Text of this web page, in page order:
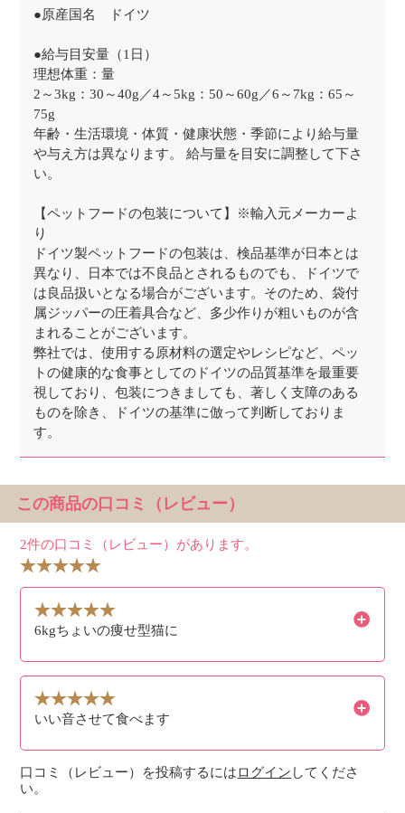
●原産国名 ドイツ
●給与目安量（1日）
理想体重：量
2～3kg：30～40g／4～5kg：50～60g／6～7kg：65～
75g
年齢・生活環境・体質・健康状態・季節により給与量
や与え方は異なります。 給与量を目安に調整して下さ
い。
【ペットフードの包装について】※輸入元メーカーよ
り
ドイツ製ペットフードの包装は、検品基準が日本とは
異なり、日本では不良品とされるものでも、ドイツで
は良品扱いとなる場合がございます。そのため、袋付
属ジッパーの圧着具合など、多少作りが粗いものが含
まれることがございます。
弊社では、使用する原材料の選定やレシピなど、ペッ
トの健康的な食事としてのドイツの品質基準を最重要
視しており、包装につきましても、著しく支障のある
ものを除き、ドイツの基準に倣って判断しておりま
す。
この商品の口コミ（レビュー）
2件の口コミ（レビュー）があります。
6kgちょいの痩せ型猫に
いい音させて食べます
口コミ（レビュー）を投稿するにはログイン してくださ
い。